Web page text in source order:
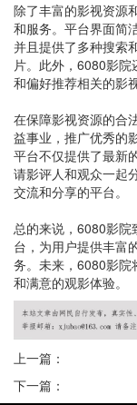
除了丰富的影视资源
和服务。平台界面简
并且提供了多种搜索
片。此外，6080影
和偏好推荐相关的影
在保障影视资源的合
益事业，推广优秀的
平台不仅提供了最新
请影评人和观众一起
交流和分享的平台。
总的来说，6080影院
台，为用户提供丰富
务。未来，6080影院
和满意的观影体验。
上一篇：
下一篇：